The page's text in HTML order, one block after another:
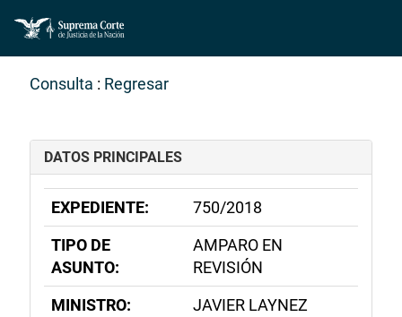
Consulta : Regresar
DATOS PRINCIPALES
EXPEDIENTE:
750/2018
TIPO DE
ASUNTO:
AMPARO EN
REVISIÓN
MINISTRO:
JAVIER LAYNEZ